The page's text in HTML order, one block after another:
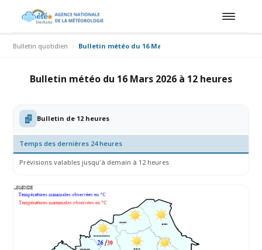
Bulletin quotidien Bulletin météo du 16 Mars 2026 à 12 heures
Bulletin météo du 16 Mars 2026 à 12 heures
Bulletin de 12 heures
Temps des dernières 24 heures
Prévisions valables jusqu'à demain à 12 heures